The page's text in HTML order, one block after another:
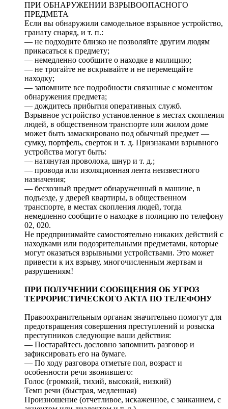
ПРИ ОБНАРУЖЕНИИ ВЗРЫВООПАСНОГО
ПРЕДМЕТА
Если вы обнаружили самодельное взрывное устройство,
гранату снаряд, и т. п.:
— не подходите близко не позволяйте другим людям
прикасаться к предмету;
— немедленно сообщите о находке в милицию;
— не трогайте не вскрывайте и не перемещайте
находку;
— запомните все подробности связанные с моментом
обнаружения предмета;
— дождитесь прибытия оперативных служб.
Взрывное устройство установленное в местах скопления
людей, в общественном транспорте или жилом доме
может быть замаскировано под обычный предмет —
сумку, портфель, сверток и т. д. Признаками взрывного
устройства могут быть:
— натянутая проволока, шнур и т. д.;
— провода или изоляционная лента неизвестного
назначения;
— бесхозный предмет обнаруженный в машине, в
подъезде, у дверей квартиры, в общественном
транспорте, в местах скопления людей, тогда
немедленно сообщите о находке в полицию по телефону
02, 020.
Не предпринимайте самостоятельно никаких действий с
находками или подозрительными предметами, которые
могут оказаться взрывными устройствами. Это может
привести к их взрыву, многочисленным жертвам и
разрушениям!
ПРИ ПОЛУЧЕНИИ СООБЩЕНИЯ ОБ УГРОЗ
ТЕРРОРИСТИЧЕСКОГО АКТА ПО ТЕЛЕФОНУ
Правоохранительным органам значительно помогут для
предотвращения совершения преступлений и розыска
преступников следующие ваши действия:
— Постарайтесь дословно запомнить разговор и
зафиксировать его на бумаге.
— По ходу разговора отметьте пол, возраст и
особенности речи звонившего:
Голос (громкий, тихий, высокий, низкий)
Темп речи (быстрая, медленная)
Произношение (отчетливое, искаженное, с заиканием, с